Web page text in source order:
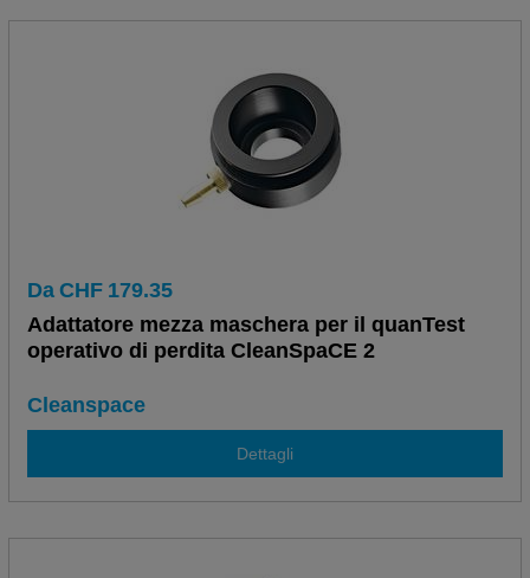
Da CHF 179.35
Adattatore mezza maschera per il quanTest
operativo di perdita CleanSpaCE 2
Cleanspace
Dettagli